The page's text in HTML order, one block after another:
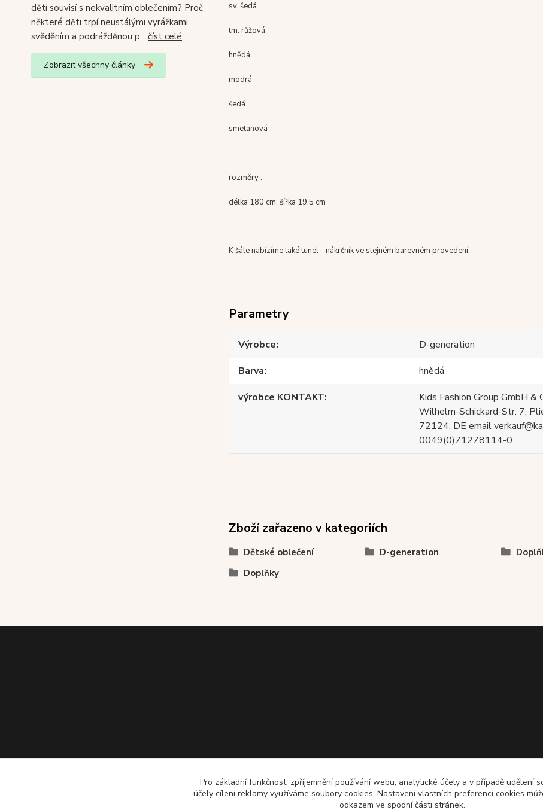
dětí souvisí s nekvalitním oblečením? Proč
některé děti trpí neustálými vyrážkami,
svěděním a podrážděnou p... číst celé
Zobrazit všechny články
sv. šedá
tm. růžová
hnědá
modrá
šedá
smetanová
rozměry :
délka 180 cm, šířka 19,5 cm
K šále nabízíme také tunel - nákrčník ve stejném barevném provedení.
Parametry
Výrobce
D-generation
Barva
hnědá
výrobce KONTAKT
Kids Fashion Group GmbH &
Wilhelm-Schickard-Str. 7,
72124, DE email
0049(0)71278114-0
Zboží zařazeno v kategoriích
Dětské oblečení D-generation
Doplňky
Pro základní funkčnost, zpříjemnění používání webu, analytické účely a v případě udělení
účely cílení reklamy využíváme soubory cookies. Nastavení vlastních preferencí cookies
odkazem ve spodní části stránek.